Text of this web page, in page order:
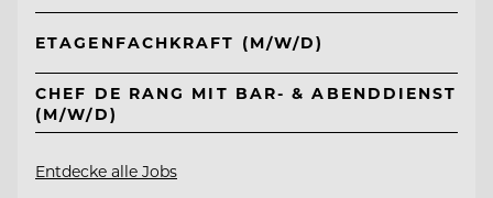
ETAGENFACHKRAFT (M/W/D)
CHEF DE RANG MIT BAR- & ABENDDIENST
(M/W/D)
Entdecke alle Jobs